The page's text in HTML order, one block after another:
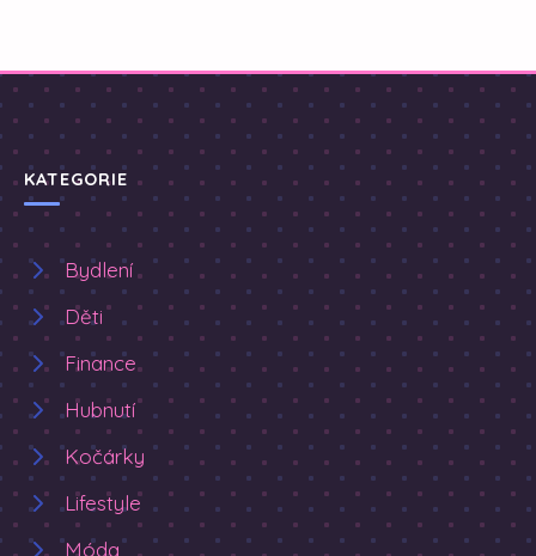
KATEGORIE
Bydlení
Děti
Finance
Hubnutí
Kočárky
Lifestyle
Móda